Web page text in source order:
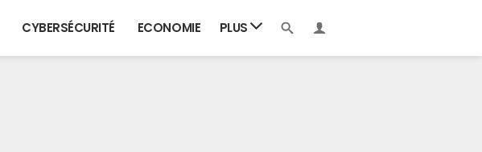
CYBERSÉCURITÉ ECONOMIE PLUS